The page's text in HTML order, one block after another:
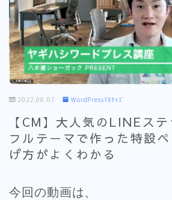
2022.08.07 WordPressﾏﾈﾀｲｽﾞ
【CM】大人気のLINEス
フルテーマで作った特設
げ方がよくわかる
今回の動画は、